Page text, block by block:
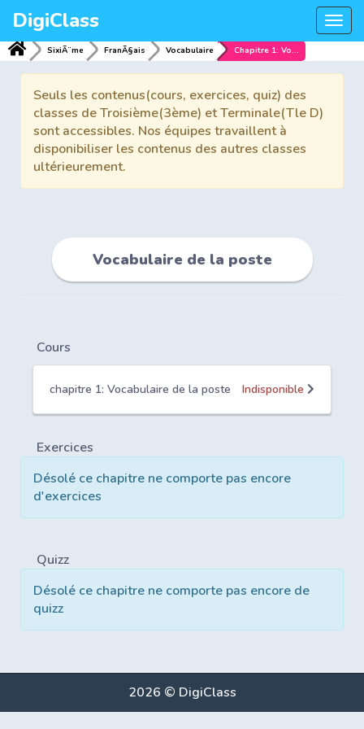
DigiClass
SixiÃ¨me FranÃ§ais Vocabulaire Chapitre 1: Vocabulaire de la poste
Seuls les contenus(cours, exercices, quiz) des
classes de Troisième(3ème) et Terminale(Tle D)
sont accessibles. Nos équipes travaillent à
disponibiliser les contenus des autres classes
ultérieurement.
Vocabulaire de la poste
Cours
chapitre 1: Vocabulaire de la poste Indisponible
Exercices
Désolé ce chapitre ne comporte pas encore
d'exercices
Quizz
Désolé ce chapitre ne comporte pas encore de
quizz
2026 © DigiClass